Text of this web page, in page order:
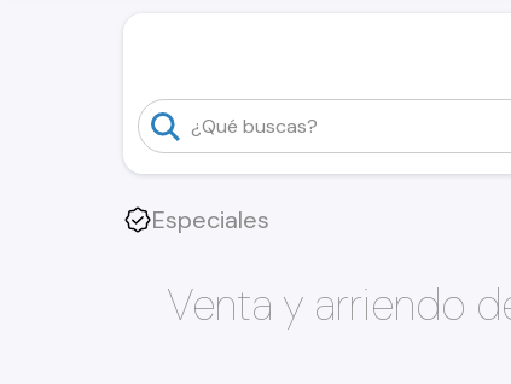
Especiales
Venta y arriendo